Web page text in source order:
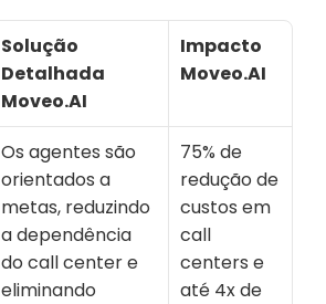
Solução
Detalhada
Moveo.AI
Impacto
Moveo.AI
Os agentes são
orientados a
metas, reduzindo
a dependência
do call center e
eliminando
75% de
redução de
custos em
call
centers e
até 4x de